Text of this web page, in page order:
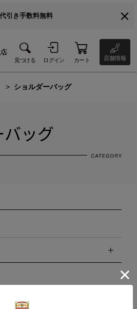
引き手数料無料
見つける ログイン カート 店舗情報
ショルダーバッグ
ッグ